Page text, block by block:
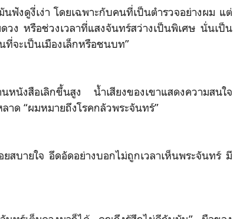
ฟังดูงี่เง่า โดยเฉพาะกับคนที่เป็นตำรวจอย่างผม แต่
ง หรือช่วงเวลาที่แสงจันทร์สว่างเป็นพิเศษ นั่นเป็น
จะเป็นเมืองเล็กหรือชนบท”
นังสือเลิกขึ้นสูง น้ำเสียงของเขาแสดงความสนใจ
ด “ผมหมายถึงโรคกลัวพระจันทร์”
บายใจ อึดอัดอย่างบอกไม่ถูกเวลาเห็นพระจันทร์ มี